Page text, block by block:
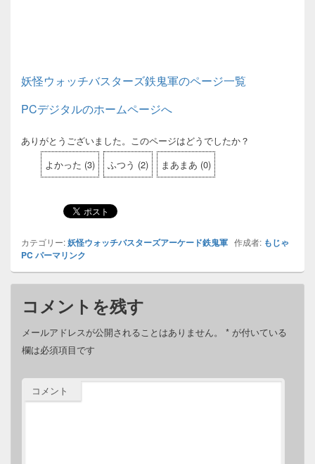
妖怪ウォッチバスターズ鉄鬼軍のページ一覧
PCデジタルのホームページへ
ありがとうございました。このページはどうでしたか？
よかった (3) ふつう (2) まあまあ (0)
カテゴリー:妖怪ウォッチバスターズアーケード鉄鬼軍 作成者: もじゃ
PC パーマリンク
コメントを残す
メールアドレスが公開されることはありません。 * が付いている
欄は必須項目です
コメント